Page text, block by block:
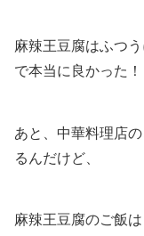
麻辣王豆腐はふつ
で本当に良かった！
あと、中華料理店
るんだけど、
麻辣王豆腐のご飯